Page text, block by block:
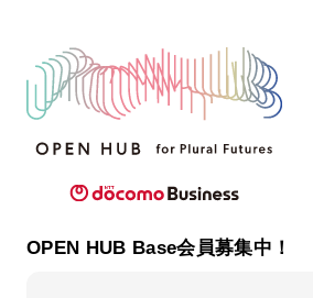
OPEN HUB Base会員募集中！